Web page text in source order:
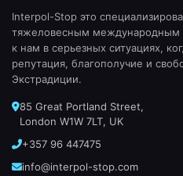
Interpol-Stop это
тяжеловесным международным
к нам в серьезных ситуациях,
репутация, благополучие и
Экстрадиции.
85 Great Portland Street,
London W1W 7LT, UK
+357 96 447475
info@interpol-stop.com